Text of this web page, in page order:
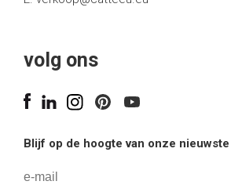
volg ons
Blijf op de hoogte van onze